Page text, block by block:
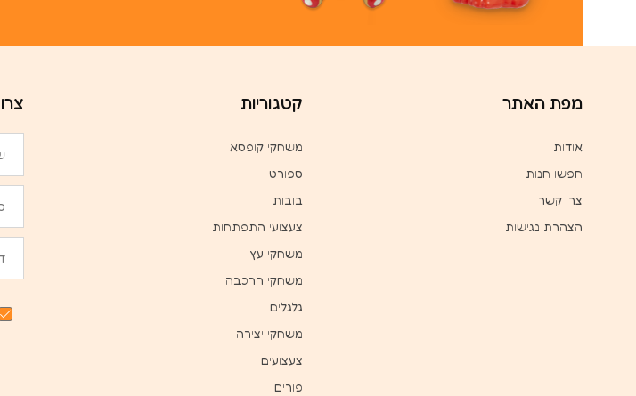
מפת האתר
אודות
חפשו חנות
צרו קשר
הצהרת נגישות
קטגוריות
משחקי קופסא
ספורט
בובות
צעצועי התפתחות
משחקי עץ
משחקי הרכבה
גלגלים
משחקי יצירה
צעצועים
פורים